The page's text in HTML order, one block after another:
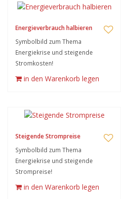
Energieverbrauch halbieren
Symbolbild zum Thema
Energiekrise und steigende
Stromkosten!
in den Warenkorb legen
Steigende Strompreise
Symbolbild zum Thema
Energiekrise und steigende
Strompreise!
in den Warenkorb legen